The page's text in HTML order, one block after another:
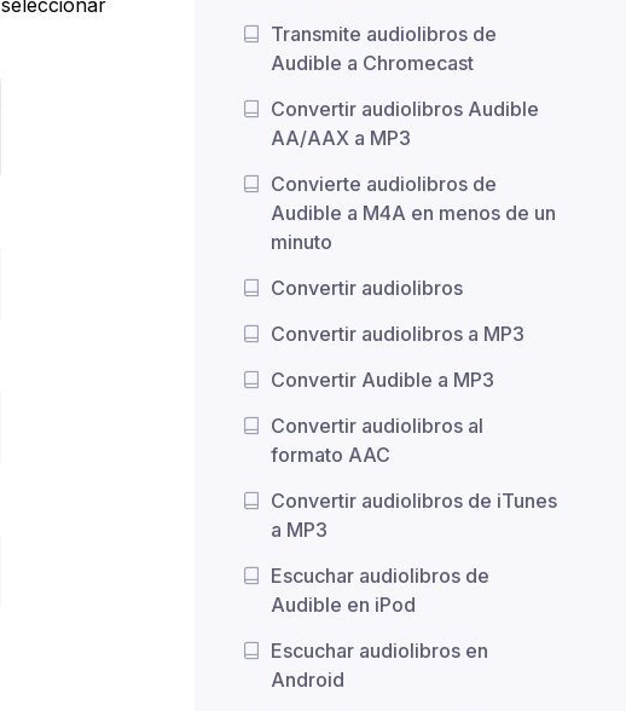
Transmite audiolibros de
Audible a Chromecast
Convertir audiolibros Audible
AA/AAX a MP3
Convierte audiolibros de
Audible a M4A en menos de un
minuto
Convertir audiolibros
Convertir audiolibros a MP3
Convertir Audible a MP3
Convertir audiolibros al
formato AAC
Convertir audiolibros de iTunes
a MP3
Escuchar audiolibros de
Audible en iPod
Escuchar audiolibros en
Android